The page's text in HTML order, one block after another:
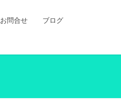
お問合せ ブログ